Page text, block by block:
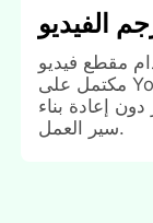
الفيديو
مقطع فيديو
مكتمل على YouTube لمزيد من اللغات ، بحيث يمكن
إعادة بناء
سير العمل.